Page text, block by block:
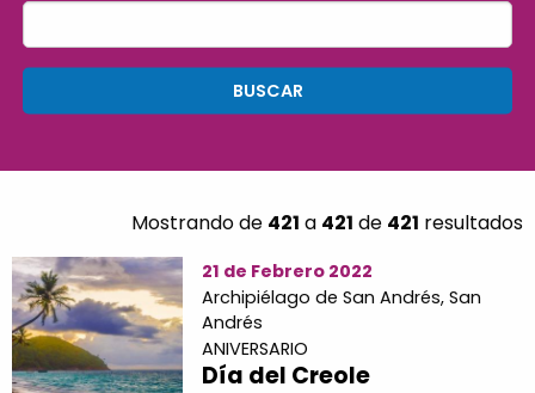
Mostrando de 421 a 421 de 421 resultados
21 de Febrero 2022
Archipiélago de San Andrés, San
Andrés
ANIVERSARIO
Día del Creole